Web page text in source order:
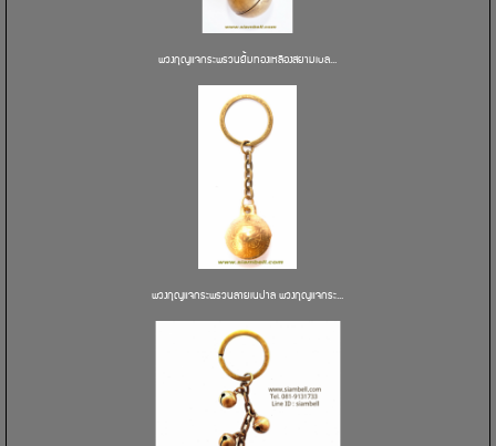
พวงกุญแจกระพรวนยิ้มทองเหลืองสยามเบล...
พวงกุญแจกระพรวนลายเนปาล พวงกุญแจกระ...